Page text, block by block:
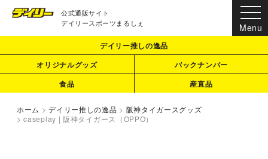
公式通販サイト
デイリースポーツまるしぇ
デイリー推しの逸品
オリジナルグッズ
バックナンバー
食品
産直品
ホーム > デイリー推しの逸品 > 阪神タイガースグッズ
> caseplay | 阪神タイガース（OPPO）